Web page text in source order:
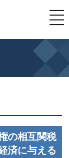
の相互関税
済に与える